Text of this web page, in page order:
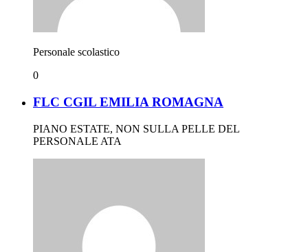
Personale scolastico
0
FLC CGIL EMILIA ROMAGNA
PIANO ESTATE, NON SULLA PELLE DEL
PERSONALE ATA